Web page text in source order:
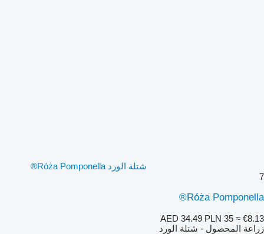
شتلة الورد Róża Pomponella®
7
Róża Pomponella®
AED 34.49 PLN 35 ≈ €8.13
زراعة المحصول - شتلة الورد